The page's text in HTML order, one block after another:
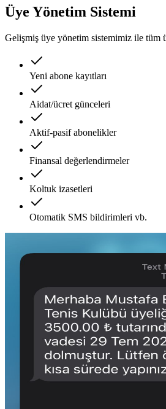
Üye Yönetim Sistemi
Gelişmiş üye yönetim sistemimiz ile
Yeni abone kayıtları
Aidat/ücret günceleri
Aktif-pasif abonelikler
Finansal değerlendirmeler
Koltuk izasetleri
Otomatik SMS bildirimleri vb.